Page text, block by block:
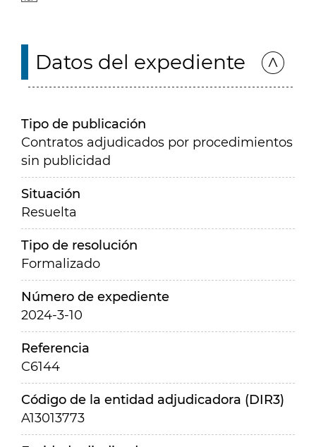
Datos del expediente
Tipo de publicación
Contratos adjudicados por procedimientos
sin publicidad
Situación
Resuelta
Tipo de resolución
Formalizado
Número de expediente
2024-3-10
Referencia
C6144
Código de la entidad adjudicadora (DIR3)
A13013773